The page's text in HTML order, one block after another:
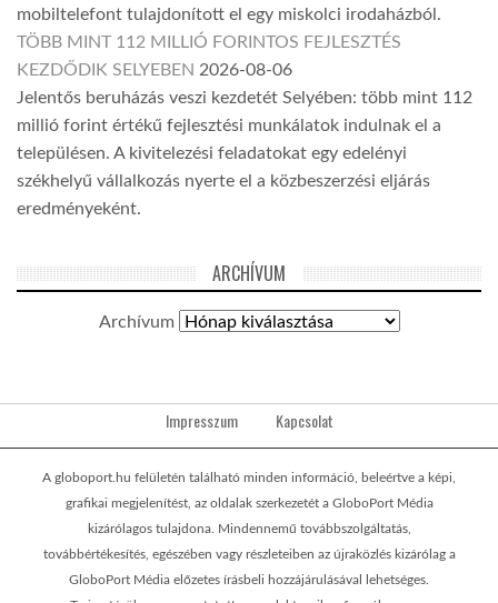
mobiltelefont tulajdonított el egy miskolci irodaházból.
TÖBB MINT 112 MILLIÓ FORINTOS FEJLESZTÉS
KEZDŐDIK SELYEBEN 2026-08-06
Jelentős beruházás veszi kezdetét Selyében: több mint 112
millió forint értékű fejlesztési munkálatok indulnak el a
településen. A kivitelezési feladatokat egy edelényi
székhelyű vállalkozás nyerte el a közbeszerzési eljárás
eredményeként.
ARCHÍVUM
Archívum
Impresszum Kapcsolat
A globoport.hu felületén található minden információ, beleértve a képi,
grafikai megjelenítést, az oldalak szerkezetét a GloboPort Média
kizárólagos tulajdona. Mindennemű továbbszolgáltatás,
továbbértékesítés, egészében vagy részleteiben az újraközlés kizárólag a
GloboPort Média előzetes írásbeli hozzájárulásával lehetséges.